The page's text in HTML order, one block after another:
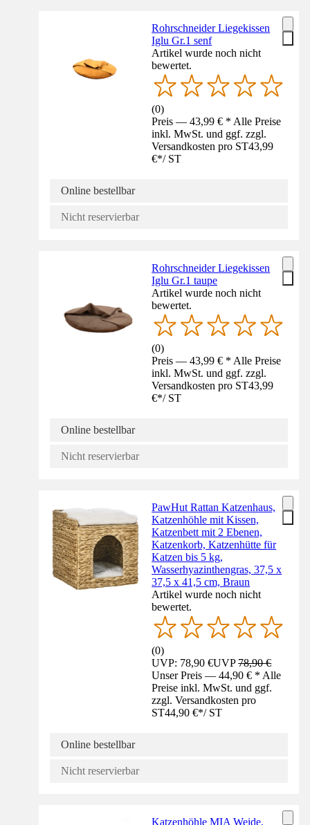
Rohrschneider Liegekissen
Iglu Gr.1 senf
Artikel wurde noch nicht
bewertet.
(0)
Preis — 43,99 € * Alle Preise
inkl. MwSt. und ggf. zzgl.
Versandkosten pro ST43,99
€*/ ST
Online bestellbar
Nicht reservierbar
Rohrschneider Liegekissen
Iglu Gr.1 taupe
Artikel wurde noch nicht
bewertet.
(0)
Preis — 43,99 € * Alle Preise
inkl. MwSt. und ggf. zzgl.
Versandkosten pro ST43,99
€*/ ST
Online bestellbar
Nicht reservierbar
PawHut Rattan Katzenhaus,
Katzenhöhle mit Kissen,
Katzenbett mit 2 Ebenen,
Katzenkorb, Katzenhütte für
Katzen bis 5 kg,
Wasserhyazinthengras, 37,5 x
37,5 x 41,5 cm, Braun
Artikel wurde noch nicht
bewertet.
(0)
UVP: 78,90 €UVP78,90 €
Unser Preis — 44,90 € * Alle
Preise inkl. MwSt. und ggf.
zzgl. Versandkosten pro
ST44,90 €*/ ST
Online bestellbar
Nicht reservierbar
Katzenhöhle MIA Weide,